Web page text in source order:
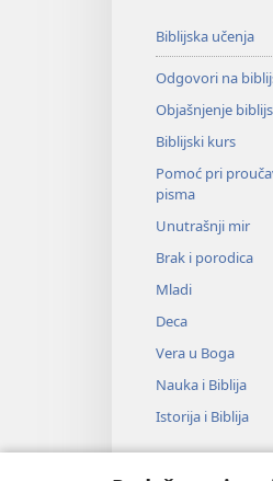
Biblijska učenja
Odgovori na
Objašnjenje
Biblijski kurs
Pomoć pri
pisma
Unutrašnji mir
Brak i porodica
Mladi
Deca
Vera u Boga
Nauka i Biblija
Istorija i Biblija